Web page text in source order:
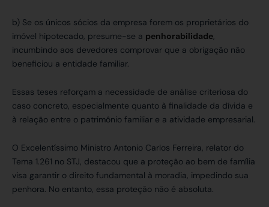
b) Se os únicos sócios da empresa forem os proprietários do
imóvel hipotecado, presume-se a penhorabilidade,
incumbindo aos devedores comprovar que a obrigação não
beneficiou a entidade familiar.
Essas teses reforçam a necessidade de análise criteriosa do
caso concreto, especialmente quanto à finalidade da dívida e
à relação entre o patrimônio familiar e a atividade empresarial.
O Excelentíssimo Ministro Antonio Carlos Ferreira, relator do
Tema 1.261 no STJ, destacou que a proteção ao bem de família
visa garantir o direito fundamental à moradia, impedindo sua
penhora. No entanto, essa proteção não é absoluta.